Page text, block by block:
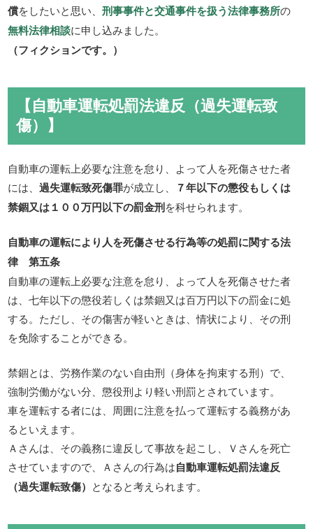
償をしたいと思い、刑事事件と交通事件を扱う法律事務所の
無料法律相談に申し込みました。
（フィクションです。）
【自動車運転処罰法違反（過失運転致
傷）】
自動車の運転上必要な注意を怠り、よって人を死傷させた者
には、過失運転致死傷罪が成立し、
７年以下の懲役もしくは
禁錮又は１００万円以下の罰金刑を科せられます。
自動車の運転により人を死傷させる行為等の処罰に関する法
律 第五条
自動車の運転上必要な注意を怠り、よって人を死傷させた者
は、七年以下の懲役若しくは禁錮又は百万円以下の罰金に処
する。ただし、その傷害が軽いときは、情状により、その刑
を免除することができる。
禁錮とは、労務作業のない自由刑（身体を拘束する刑）で、
強制労働がない分、懲役刑より軽い刑罰とされています。
車を運転する者には、周囲に注意を払って運転する義務があ
るといえます。
Ａさんは、その義務に違反して事故を起こし、Ｖさんを死亡
させていますので、Ａさんの行為は自動車運転処罰法違反
（過失運転致傷） となると考えられます。